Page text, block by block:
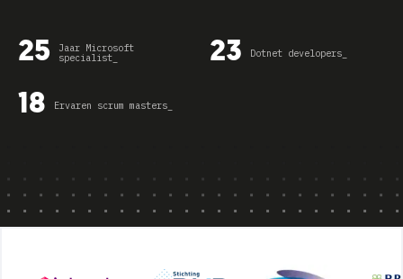
25
Jaar Microsoft
specialist_
23 Dotnet developers_
18 Ervaren scrum masters_